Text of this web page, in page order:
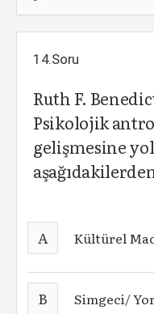
14.Soru
Ruth F.
Psikolojik
gelişmesine
A Kültürel
B Simgeci/